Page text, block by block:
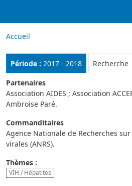
Accueil
Période : 2017 - 2018 Rubrique :
Recherche
Partenaires
Association AIDES ; Association
Ambroise Paré.
Commanditaires
Agence Nationale de Recherches
virales (ANRS).
Thèmes :
VIH / Hépatites